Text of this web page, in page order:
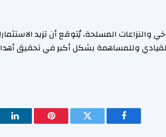
والنزاعات المسلحة، يُتوقع أن تزيد
القيادي وللمساهمة بشكل أكبر في تحقيق
فيسبوك تويتر بينتيريست